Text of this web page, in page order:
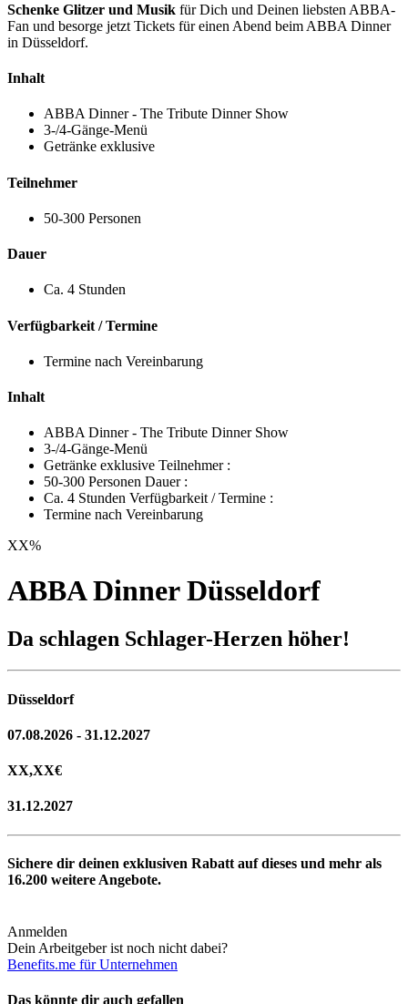
Schenke Glitzer und Musik für Dich und Deinen liebsten ABBA-
Fan und besorge jetzt Tickets für einen Abend beim ABBA Dinner
in Düsseldorf.
Inhalt
ABBA Dinner - The Tribute Dinner Show
3-/4-Gänge-Menü
Getränke exklusive
Teilnehmer
50-300 Personen
Dauer
Ca. 4 Stunden
Verfügbarkeit / Termine
Termine nach Vereinbarung
Inhalt
ABBA Dinner - The Tribute Dinner Show
3-/4-Gänge-Menü
Getränke exklusive Teilnehmer :
50-300 Personen Dauer :
Ca. 4 Stunden Verfügbarkeit / Termine :
Termine nach Vereinbarung
XX%
ABBA Dinner Düsseldorf
Da schlagen Schlager-Herzen höher!
Düsseldorf
07.08.2026 - 31.12.2027
XX,XX€
31.12.2027
Sichere dir deinen exklusiven Rabatt auf dieses und mehr als
16.200 weitere Angebote.
Anmelden
Dein Arbeitgeber ist noch nicht dabei?
Benefits.me für Unternehmen
Das könnte dir auch gefallen